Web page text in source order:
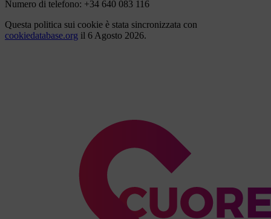
Numero di telefono: +34 640 083 116
Questa politica sui cookie è stata sincronizzata con
cookiedatabase.org il 6 Agosto 2026.